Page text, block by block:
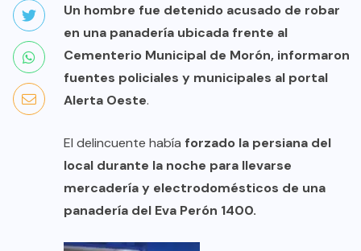
Un hombre fue detenido acusado de robar
en una panadería ubicada frente al
Cementerio Municipal de Morón, informaron
fuentes policiales y municipales al portal
Alerta Oeste.
El delincuente había forzado la persiana del
local durante la noche para llevarse
mercadería y electrodomésticos de una
panadería del Eva Perón 1400.